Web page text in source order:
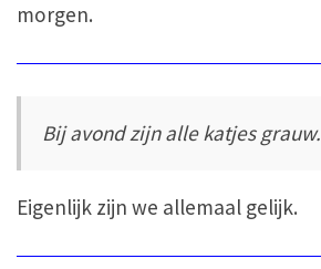
morgen.
Bij avond zijn alle katjes grauw.
Eigenlijk zijn we allemaal gelijk.